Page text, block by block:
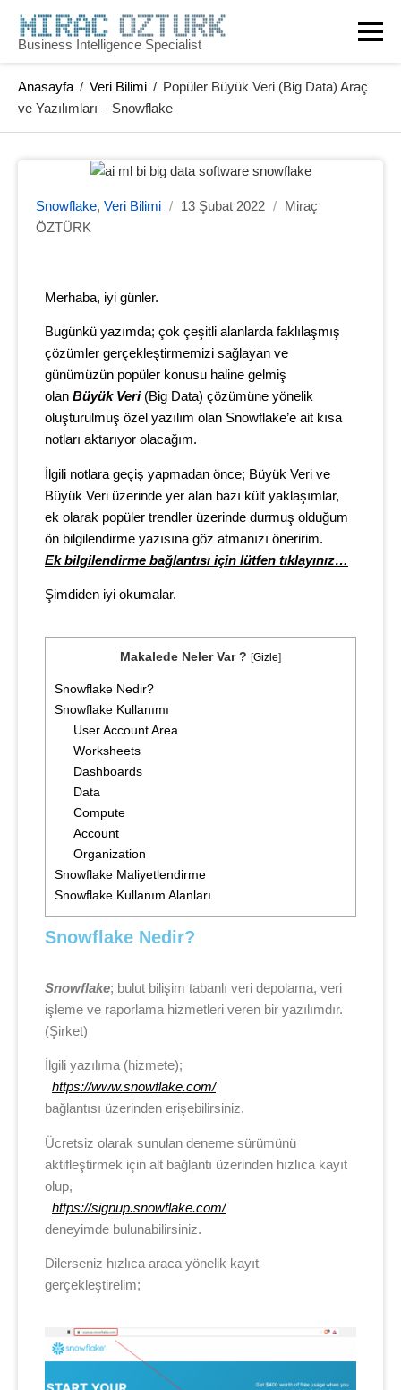
Business Intelligence Specialist
Anasayfa / Veri Bilimi / Popüler Büyük Veri (Big Data) Araç
ve Yazılımları – Snowflake
Snowflake, Veri Bilimi / 13 Şubat 2022 /
Miraç
ÖZTÜRK
Merhaba, iyi günler.
Bugünkü yazımda; çok çeşitli alanlarda faklılaşmış
çözümler gerçekleştirmemizi sağlayan ve
günümüzün popüler konusu haline gelmiş
olan Büyük Veri(Big Data) çözümüne yönelik
oluşturulmuş özel yazılım olan Snowflake’e ait kısa
notları aktarıyor olacağım.
İlgili notlara geçiş yapmadan önce; Büyük Veri ve
Büyük Veri üzerinde yer alan bazı kült yaklaşımlar,
ek olarak popüler trendler üzerinde durmuş olduğum
ön bilgilendirme yazısına göz atmanızı öneririm.
Ek bilgilendirme bağlantısı için lütfen tıklayınız…
Şimdiden iyi okumalar.
Makalede Neler Var ? [Gizle]
Snowflake Nedir?
Snowflake Kullanımı
User Account Area
Worksheets
Dashboards
Data
Compute
Account
Organization
Snowflake Maliyetlendirme
Snowflake Kullanım Alanları
Snowflake Nedir?
Snowflake; bulut bilişim tabanlı veri depolama, veri
işleme ve raporlama hizmetleri veren bir yazılımdır.
(Şirket)
İlgili yazılıma (hizmete);
https://www.snowflake.com/
bağlantısı üzerinden erişebilirsiniz.
Ücretsiz olarak sunulan deneme sürümünü
aktifleştirmek için alt bağlantı üzerinden hızlıca kayıt
olup,
https://signup.snowflake.com/
deneyimde bulunabilirsiniz.
Dilerseniz hızlıca araca yönelik kayıt
gerçekleştirelim;